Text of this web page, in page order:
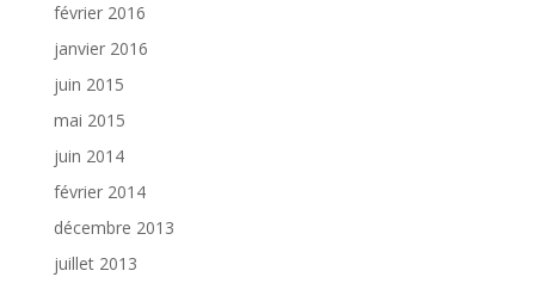
février 2016
janvier 2016
juin 2015
mai 2015
juin 2014
février 2014
décembre 2013
juillet 2013